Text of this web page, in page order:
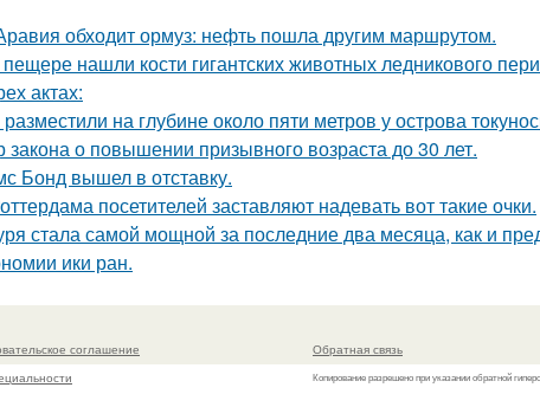
обходит ормуз: нефть пошла другим маршрутом.
нашли кости гигантских животных ледникового
актах:
на глубине около пяти метров у острова
закона о повышении призывного возраста до 30 лет.
Бонд вышел в отставку.
посетителей заставляют надевать вот такие очки.
стала самой мощной за последние два месяца, как и
ики ран.
соглашение
Обратная связь
Копирование разрешено при указании обратной